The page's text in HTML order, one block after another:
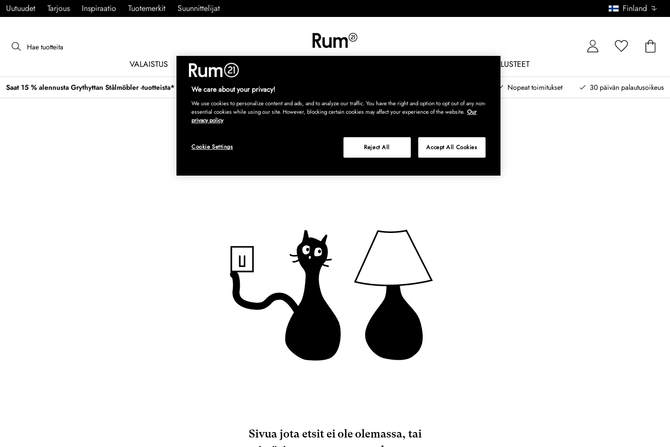
Uutuudet Tarjous Inspiraatio Tuotemerkit Suunnittelijat Finland
VALAISTUS HUONEKALUT ULKOKALUSTEET
Saat 15 % alennusta Grythyttan Stålmöbler -tuotteista* → Nopeat toimitukset 30 päivän palautusoikeus
Sivua jota etsit ei ole olemassa, tai
We care about your privacy!
We use cookies to personalize content and ads, and to analyze our traffic. You have the right and option to opt out of any non-
essential cookies while using our site. However, blocking certain cookies may affect your experience of the website. Our
privacy policy
Reject All Accept All Cookies
Cookie Settings